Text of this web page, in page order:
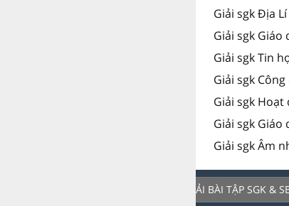
Giải sgk Địa
Giải sgk Giáo
Giải sgk Tin
Giải sgk
Giải sgk
Giải sgk Giáo
Giải sgk Âm
GIẢI BÀI TẬP SGK &